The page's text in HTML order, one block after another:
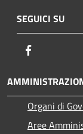
SEGUICI SU
Organi di
Aree